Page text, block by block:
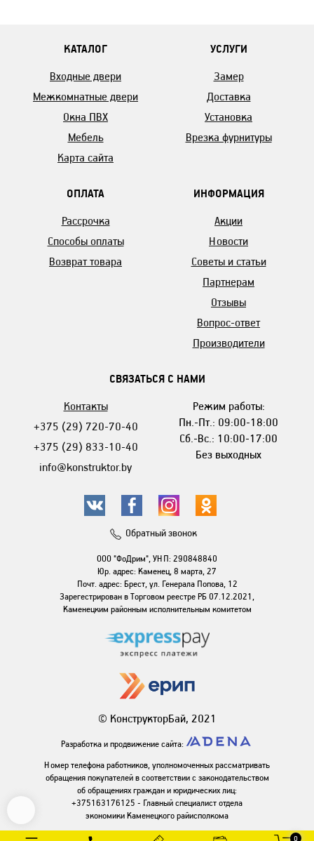
0
КАТАЛОГ
Входные двери
Межкомнатные двери
Окна ПВХ
Мебель
Карта сайта
УСЛУГИ
Замер
Доставка
Установка
Врезка фурнитуры
ОПЛАТА
Рассрочка
Способы оплаты
Возврат товара
ИНФОРМАЦИЯ
Акции
Новости
Советы и статьи
Партнерам
Отзывы
Вопрос-ответ
Производители
СВЯЗАТЬСЯ С НАМИ
Контакты
+375 (29) 720-70-40
+375 (29) 833-10-40
info@konstruktor.by
Режим работы:
Пн.-Пт.: 09:00-18:00
Сб.-Вс.: 10:00-17:00
Без выходных
Обратный звонок
ООО "ФоДрим", УНП: 290848840
Юр. адрес: Каменец, 8 марта, 27
Почт. адрес: Брест, ул. Генерала Попова, 12
Зарегестрирован в Торговом реестре РБ 07.12.2021,
Каменецким районным исполнительным комитетом
© КонструкторБай, 2021
Разработка и продвижение сайта:
Номер телефона работников, уполномоченных рассматривать
обращения покупателей в соответствии с законодательством
об обращениях граждан и юридических лиц:
+375163176125 - Главный специалист отдела
экономики Каменецкого райисполкома